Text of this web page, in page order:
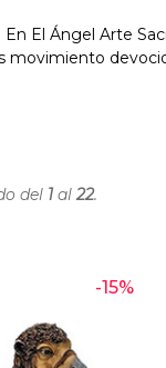
El Ángel Arte
del 1 al 22.
-15%